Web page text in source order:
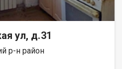
базе: 13368766
ул, д.31
р-н район